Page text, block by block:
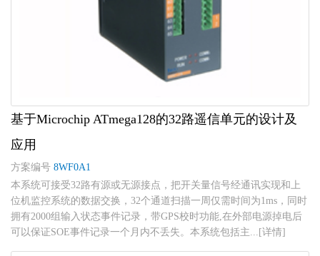
基于Microchip ATmega128的32路遥信单元的设计及
应用
方案编号 8WF0A1
本系统可接受32路有源或无源接点，把开关量信号经通讯实现和上
位机监控系统的数据交换，32个通道扫描一周仅需时间为1ms，同时
拥有2000组输入状态事件记录，带GPS校时功能,在外部电源掉电后
可以保证SOE事件记录一个月内不丢失。本系统包括主...[详情]